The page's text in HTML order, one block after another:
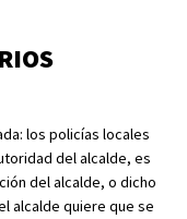
los policías locales
del alcalde, es
del alcalde, o dicho
alcalde quiere que se